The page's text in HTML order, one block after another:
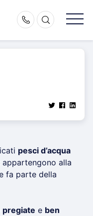
pesci d’acqua
appartengono alla
fa parte della
pregiate e ben